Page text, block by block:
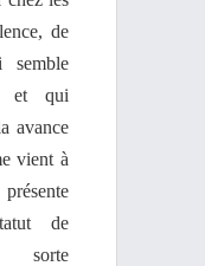
de
semble
et qui
avance
vient à
de
sorte